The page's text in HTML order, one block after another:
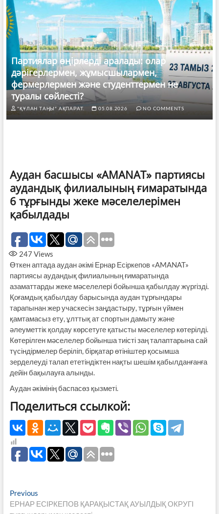
Партиялар өңірлерді аралады: олар
дәрігерлермен, жұмысшылармен,
фермерлермен және студенттермен не
туралы сөйлесті?
"ҚҰЛАН ТАҢЫ" АҚПАРАТ. 05.08.2026 NO COMMENTS
Аудан басшысы «AMANAT» партиясы
аудандық филиалының ғимаратында
6 тұрғынды жеке мәселелерімен
қабылдады
247 Views
Өткен аптада аудан әкімі Ернар Есіркепов «AMANAT»
партиясы аудандық филиалының ғимаратында
азаматтарды жеке мәселелері бойынша қабылдау жүргізді.
Қоғамдық қабылдау барысында аудан тұрғындары
тарапынан жер учаскесін заңдастыру, тұрғын үймен
қамтамасыз ету, ұлттық ат спортын дамыту және
әлеуметтік қолдау көрсетуге қатысты мәселелер көтерілді.
Көтерілген мәселелер бойынша тиісті заң талаптарына сай
түсіндірмелер беріліп, бірқатар өтініштер қосымша
зерделеуді талап ететіндіктен нақты шешім қабылданғанға
дейін бақылауға алынды.
Аудан әкімінің баспасөз қызметі.
Поделиться ссылкой:
Навигация
по
PreviousPrevious
post:
ЕРНАР ЕСІРКЕПОВ ҚАРАҚЫСТАҚ АУЫЛДЫҚ ОКРУГІ